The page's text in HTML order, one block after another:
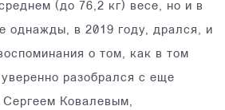
(до 76,2 кг) весе, но и в
однажды, в 2019 году, дрался, и
о том, как в том
разобрался с еще
Ковалевым,